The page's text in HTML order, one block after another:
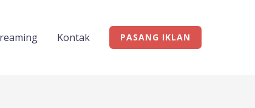
Kontak PASANG IKLAN